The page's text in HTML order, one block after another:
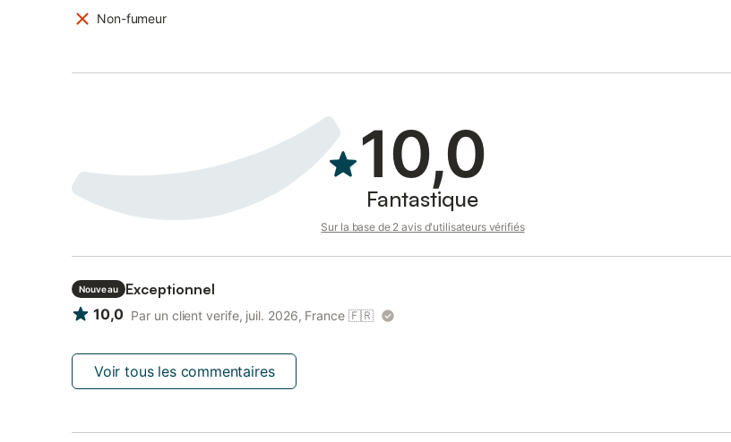
Non-fumeur
10,0
Fantastique
Sur la base de 2 avis d'utilisateurs vérifiés
Nouveau
Exceptionnel
10,0 Par un client verife, juil. 2026, France 🇫🇷
Voir tous les commentaires